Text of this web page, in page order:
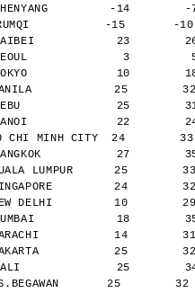
-14
-15       -
23
3         5
10
25
25        31
22        24
CHI MINH CITY  24        33
27        35
LUMPUR      25        33
24        32
DELHI         10
18
14
25
25        34
25        32